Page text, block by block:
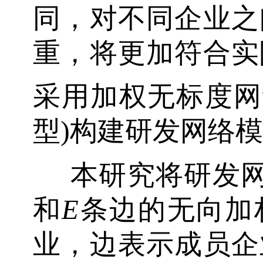
同，对不同企业
重，将更加符合
采用加权无标度
型)构建研发网络
本研究将研发
和E条边的无向
业，边表示成员